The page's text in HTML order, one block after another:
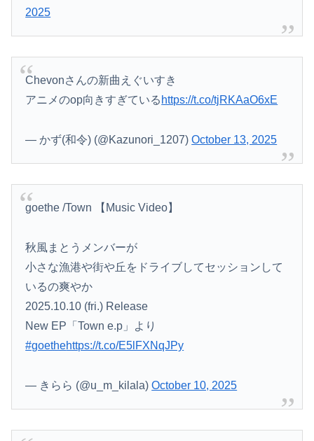
Powered by livedoor 相互RSS
2025
Chevonさんの新曲えぐいすき
アニメのop向きすぎている https://t.co/tjRKAaO6xE
— かず(和令) (@Kazunori_1207)October 13, 2025
goethe /Town 【Music Video】
秋風まとうメンバーが
小さな漁港や街や丘をドライブしてセッションして
いるの爽やか
2025.10.10 (fri.) Release
New EP「Town e.p」より
#goethehttps://t.co/E5lFXNqJPy
— きらら (@u_m_kilala)October 10, 2025